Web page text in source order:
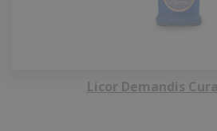
Licor Demandis